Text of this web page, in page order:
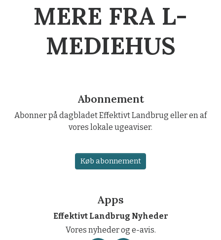
MERE FRA L-
MEDIEHUS
Abonnement
Abonner på dagbladet Effektivt Landbrug eller en af
vores lokale ugeaviser.
Køb abonnement
Apps
Effektivt Landbrug Nyheder
Vores nyheder og e-avis.